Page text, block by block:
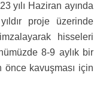
yılı Haziran ayında
proje üzerinde
hisseleri
8-9 aylık bir
önce kavuşması için